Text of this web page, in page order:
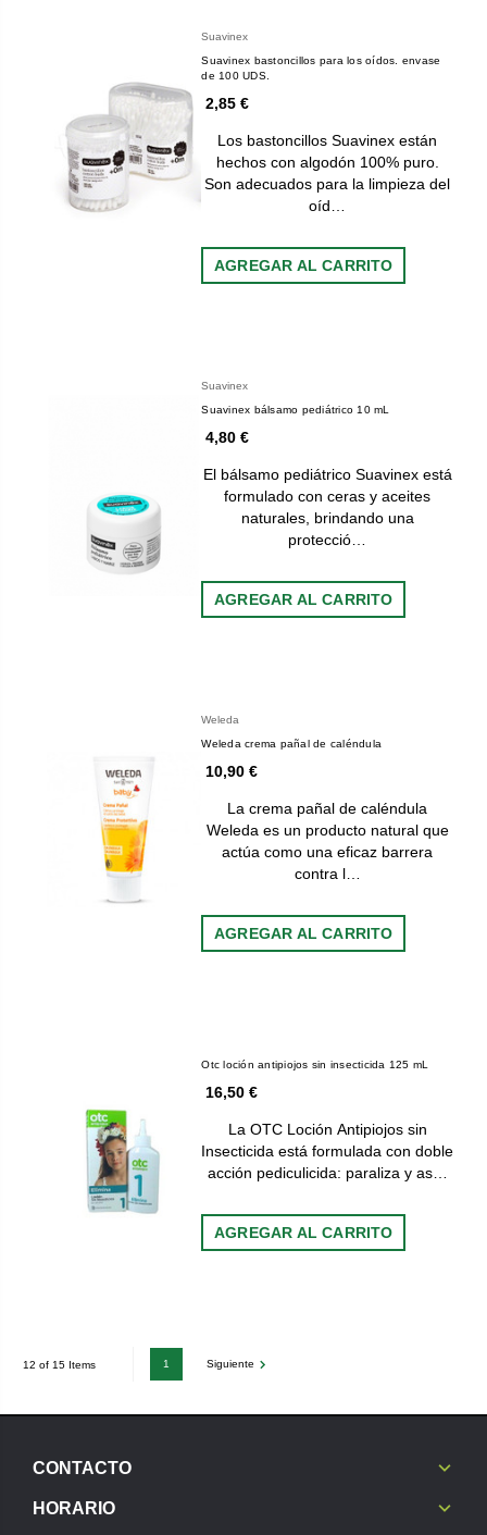
Suavinex
Suavinex bastoncillos para los oídos. envase
de 100 UDS.
2,85 €
Los bastoncillos Suavinex están
hechos con algodón 100% puro.
Son adecuados para la limpieza del
oíd…
AGREGAR AL CARRITO
Suavinex
Suavinex bálsamo pediátrico 10 mL
4,80 €
El bálsamo pediátrico Suavinex está
formulado con ceras y aceites
naturales, brindando una
protecció…
AGREGAR AL CARRITO
Weleda
Weleda crema pañal de caléndula
10,90 €
La crema pañal de caléndula
Weleda es un producto natural que
actúa como una eficaz barrera
contra l…
AGREGAR AL CARRITO
Otc loción antipiojos sin insecticida 125 mL
16,50 €
La OTC Loción Antipiojos sin
Insecticida está formulada con doble
acción pediculicida: paraliza y as…
AGREGAR AL CARRITO
12 of 15 Items 1 Siguiente
CONTACTO
HORARIO